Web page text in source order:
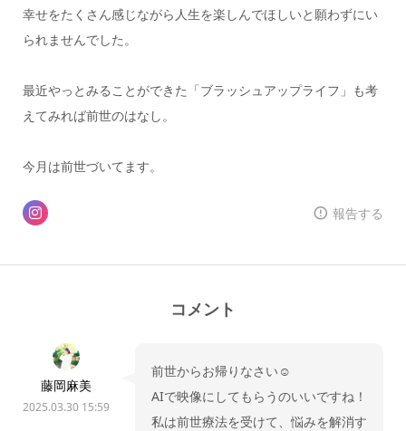
幸せをたくさん感じながら人生を楽しんでほしいと願わずにい
られませんでした。
最近やっとみることができた「ブラッシュアップライフ」も考
えてみれば前世のはなし。
今月は前世づいてます。
報告する
コメント
藤岡麻美
2025.03.30 15:59
前世からお帰りなさい☺️
AIで映像にしてもらうのいいですね！
私は前世療法を受けて、悩みを解消す